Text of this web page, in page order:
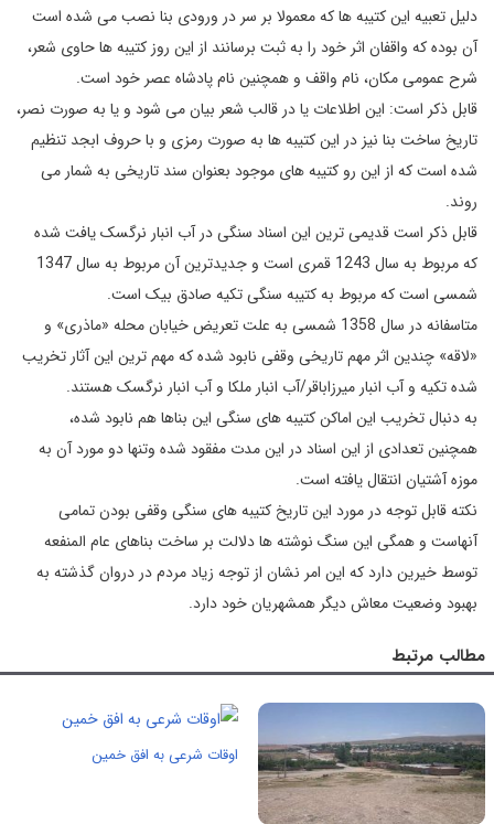
دلیل تعبیه این کتیبه ها که معمولا بر سر در ورودی بنا نصب می شده است
آن بوده که واقفان اثر خود را به ثبت برسانند از این روز کتیبه ها حاوی شعر،
شرح عمومی مکان، نام واقف و همچنین نام پادشاه عصر خود است.
قابل ذکر است: این اطلاعات یا در قالب شعر بیان می شود و یا به صورت نصر،
تاریخ ساخت بنا نیز در این کتیبه ها به صورت رمزی و با حروف ابجد تنظیم
شده است که از این رو کتیبه های موجود بعنوان سند تاریخی به شمار می
روند.
قابل ذکر است قدیمی ترین این اسناد سنگی در آب انبار نرگسک یافت شده
که مربوط به سال 1243 قمری است و جدیدترین آن مربوط به سال 1347
شمسی است که مربوط به کتیبه سنگی تکیه صادق بیک است.
متاسفانه در سال 1358 شمسی به علت تعریض خیابان محله «ماذری» و
«لاقه» چندین اثر مهم تاریخی وقفی نابود شده که مهم ترین این آثار تخریب
شده تکیه و آب انبار میرزاباقر/آب انبار ملکا و آب انبار نرگسک هستند.
به دنبال تخریب این اماکن کتیبه های سنگی این بناها هم نابود شده،
همچنین تعدادی از این اسناد در این مدت مفقود شده وتنها دو مورد آن به
موزه آشتیان انتقال یافته است.
نکته قابل توجه در مورد این تاریخ کتیبه های سنگی وقفی بودن تمامی
آنهاست و همگی این سنگ نوشته ها دلالت بر ساخت بناهای عام المنفعه
توسط خیرین دارد که این امر نشان از توجه زیاد مردم در دروان گذشته به
بهبود وضعیت معاش دیگر همشهریان خود دارد.
مطالب مرتبط
اوقات شرعی به افق خمین